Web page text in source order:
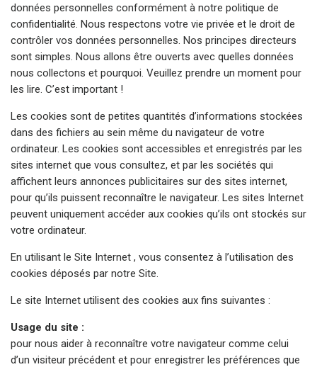
données personnelles conformément à notre politique de
confidentialité. Nous respectons votre vie privée et le droit de
contrôler vos données personnelles. Nos principes directeurs
sont simples. Nous allons être ouverts avec quelles données
nous collectons et pourquoi. Veuillez prendre un moment pour
les lire. C’est important !
Les cookies sont de petites quantités d’informations stockées
dans des fichiers au sein même du navigateur de votre
ordinateur. Les cookies sont accessibles et enregistrés par les
sites internet que vous consultez, et par les sociétés qui
affichent leurs annonces publicitaires sur des sites internet,
pour qu’ils puissent reconnaître le navigateur. Les sites Internet
peuvent uniquement accéder aux cookies qu’ils ont stockés sur
votre ordinateur.
En utilisant le Site Internet , vous consentez à l’utilisation des
cookies déposés par notre Site.
Le site Internet utilisent des cookies aux fins suivantes :
Usage du site :
pour nous aider à reconnaître votre navigateur comme celui
d’un visiteur précédent et pour enregistrer les préférences que